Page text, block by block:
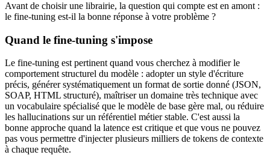
Avant de choisir une librairie, la question qui compte est en amont :
le fine-tuning est-il la bonne réponse à votre problème ?
Quand le fine-tuning s'impose
Le fine-tuning est pertinent quand vous cherchez à modifier le
comportement structurel du modèle : adopter un style d'écriture
précis, générer systématiquement un format de sortie donné (JSON,
SOAP, HTML structuré), maîtriser un domaine très technique avec
un vocabulaire spécialisé que le modèle de base gère mal, ou réduire
les hallucinations sur un référentiel métier stable. C'est aussi la
bonne approche quand la latence est critique et que vous ne pouvez
pas vous permettre d'injecter plusieurs milliers de tokens de contexte
à chaque requête.